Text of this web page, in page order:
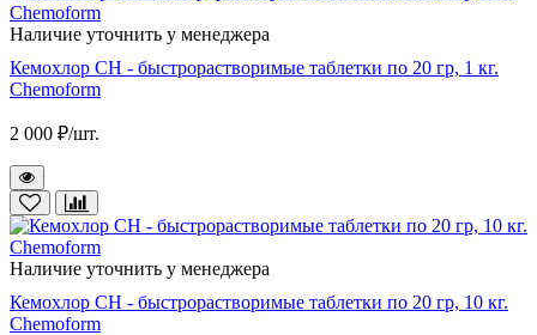
Наличие уточнить у менеджера
Кемохлор СН - быстрорастворимые таблетки по 20 гр, 1 кг.
Chemoform
2 000 ₽/шт.
Наличие уточнить у менеджера
Кемохлор СН - быстрорастворимые таблетки по 20 гр, 10 кг.
Chemoform